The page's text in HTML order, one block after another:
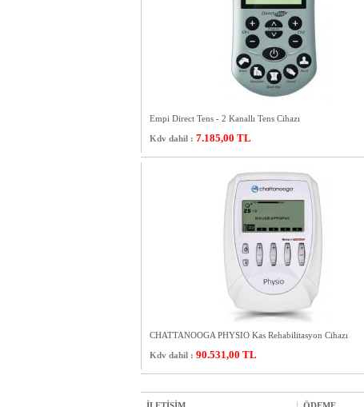
Empi Direct Tens - 2 Kanallı Tens Cihazı
Kdv dahil : 7.185,00 TL
CHATTANOOGA PHYSIO Kas Rehabilitasyon Cihazı
Kdv dahil : 90.531,00 TL